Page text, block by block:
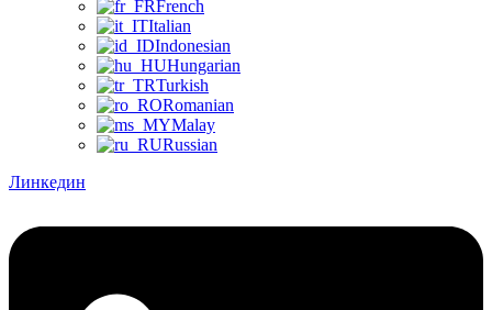
French
Italian
Indonesian
Hungarian
Turkish
Romanian
Malay
Russian
Линкедин